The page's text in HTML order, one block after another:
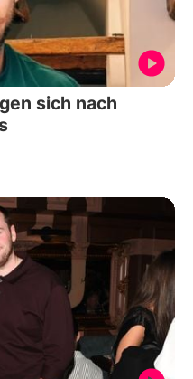
sich nach